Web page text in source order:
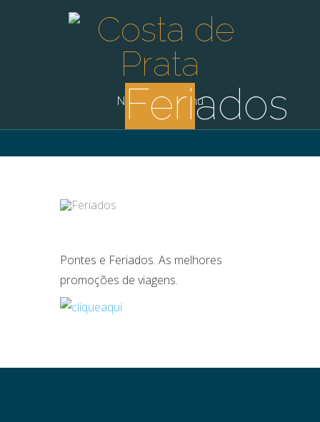
Navigation Menu
Feriados
Pontes e Feriados. As melhores
promoções de viagens.